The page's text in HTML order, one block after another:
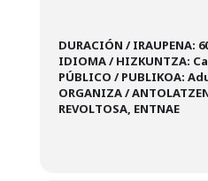
DURACIÓN / IRAUPENA:
IDIOMA / HIZKUNTZA:
PÚBLICO / PUBLIKOA:
ORGANIZA /
REVOLTOSA, ENTNAE